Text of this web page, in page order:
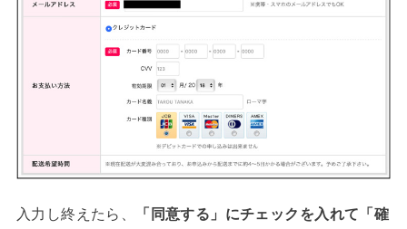
入力し終えたら、
「同意する」にチェックを入れて「確